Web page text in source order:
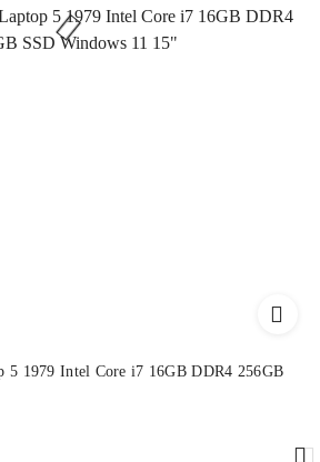
5 1979 Intel Core i7 16GB DDR4 256GB